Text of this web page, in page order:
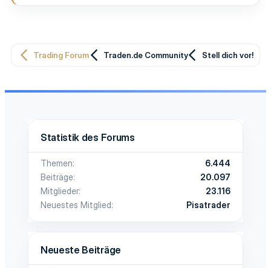
n
Trading Forum Traden.de Community Stell dich vor!
Statistik des Forums
Themen
6.444
Beiträge
20.097
Mitglieder
23.116
Neuestes Mitglied
Pisatrader
Neueste Beiträge